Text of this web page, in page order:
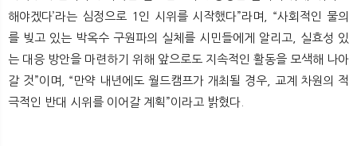
해야겠다’라는 심정으로 1인 시위를 시작했다”라며, “사회적인 물의
를 빚고 있는 박옥수 구원파의 실체를 시민들에게 알리고, 실효성 있
는 대응 방안을 마련하기 위해 앞으로도 지속적인 활동을 모색해 나아
갈 것”이며, “만약 내년에도 월드캠프가 개최될 경우, 교계 차원의 적
극적인 반대 시위를 이어갈 계획”이라고 밝혔다.